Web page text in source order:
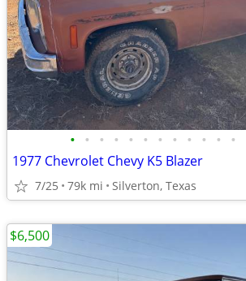
• • • • • • • • • • • •
1977 Chevrolet Chevy K5 Blazer
7/25 79k mi Silverton, Texas
$6,500